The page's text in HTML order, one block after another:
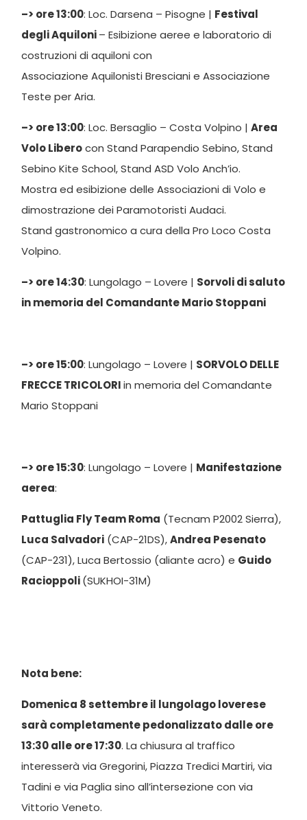
–> ore 13:00: Loc. Darsena – Pisogne | Festival
degli Aquiloni– Esibizione aeree e laboratorio di
costruzioni di aquiloni con
Associazione Aquilonisti Bresciani e Associazione
Teste per Aria.
–> ore 13:00: Loc. Bersaglio – Costa Volpino |Area
Volo Liberocon Stand Parapendio Sebino, Stand
Sebino Kite School, Stand ASD Volo Anch’io.
Mostra ed esibizione delle Associazioni di Volo e
dimostrazione dei Paramotoristi Audaci.
Stand gastronomico a cura della Pro Loco Costa
Volpino.
–> ore 14:30: Lungolago – Lovere | Sorvoli di saluto
in memoria del Comandante Mario Stoppani
–> ore 15:00: Lungolago – Lovere | SORVOLO DELLE
FRECCE TRICOLORIin memoria del Comandante
Mario Stoppani
–> ore 15:30: Lungolago – Lovere | Manifestazione
aerea:
Pattuglia Fly Team Roma (Tecnam P2002 Sierra),
Luca Salvadori (CAP-21DS),Andrea Pesenato
(CAP-231), Luca Bertossio (aliante acro) e Guido
Racioppoli(SUKHOI-31M)
Nota bene:
Domenica 8 settembre il lungolago loverese
sarà completamente pedonalizzato dalle ore
13:30 alle ore 17:30. La chiusura al traffico
interesserà via Gregorini, Piazza Tredici Martiri, via
Tadini e via Paglia sino all’intersezione con via
Vittorio Veneto.